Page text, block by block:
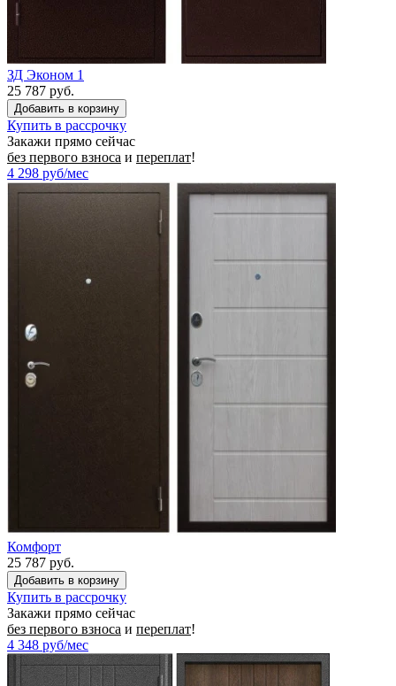
ЗД Эконом 1
25 787 руб.
Купить в рассрочку
Закажи прямо сейчас
без первого взноса и переплат!
4 298 руб/мес
Комфорт
25 787 руб.
Купить в рассрочку
Закажи прямо сейчас
без первого взноса и переплат!
4 348 руб/мес